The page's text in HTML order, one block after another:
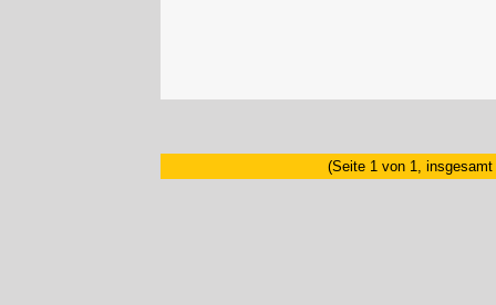
(Seite 1 von 1, insgesamt